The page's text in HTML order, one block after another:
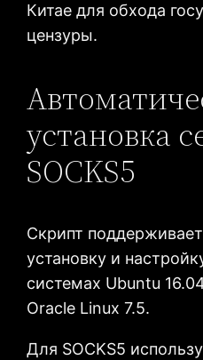
Китае для обхода
цензуры.
установка
SOCKS5
Скрипт
установку и
системах Ubuntu
Oracle Linux 7.5.
Для SOCKS5